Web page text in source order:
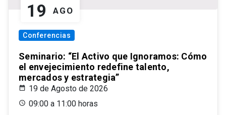
19 AGO
Conferencias
Seminario: “El Activo que Ignoramos: Cómo
el envejecimiento redefine talento,
mercados y estrategia”
19 de Agosto de 2026
09:00 a 11:00 horas